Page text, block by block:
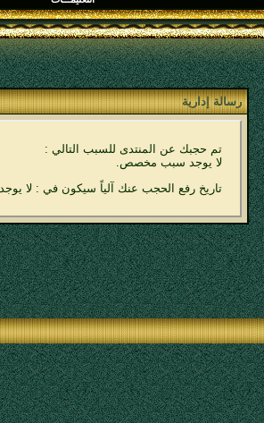
رسالة إدارية
تم حجبك عن المنتدى للسبب التالي :
لا يوجد سبب مخصص.
تاريخ رفع الحجب عنك آلياً سيكون في : لا يوجد